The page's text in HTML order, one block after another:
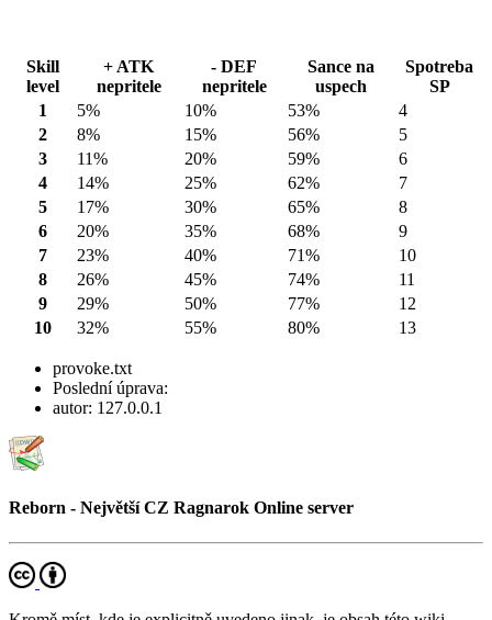
Skill
level
+ ATK
nepritele
- DEF
nepritele
Sance na
uspech
Spotreba
SP
1
5% 10% 53%
4
2
8% 15% 56%
5
3
11% 20% 59%
6
4
14% 25% 62%
7
5
17% 30% 65%
8
6
20% 35% 68%
9
7
23% 40% 71%
10
8
26% 45% 74%
11
9
29% 50% 77%
12
10
32% 55% 80% 13
provoke.txt
Poslední úprava:
autor: 127.0.0.1
Reborn - Největší CZ Ragnarok Online server